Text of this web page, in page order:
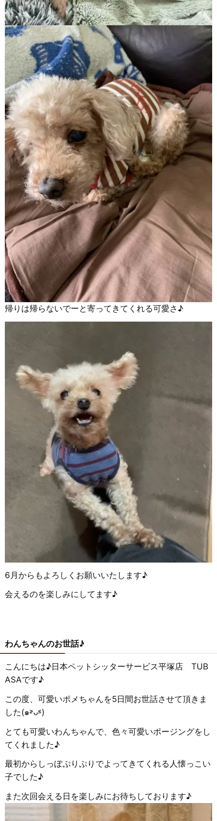
帰りは帰らないでーと寄ってきてくれる可愛さ♪
6月からもよろしくお願いいたします♪
会えるのを楽しみにしてます♪
わんちゃんのお世話♪
こんにちは♪日本ペットシッターサービス平塚店 TUB
ASAです♪
この度、可愛いポメちゃんを5日間お世話させて頂きま
した(๑˃̵ᴗ˂̵)
とても可愛いわんちゃんで、色々可愛いポージングをし
てくれました♪
最初からしっぽぷりぷりでよってきてくれる人懐っこい
子でした♪
また次回会える日を楽しみにお待ちしております♪